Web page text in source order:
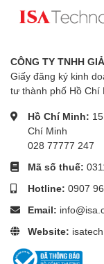
CÔNG TY TNHH
Giấy đăng ký kinh
tư thành phố Hồ Chí
Hồ Chí Minh:
Chí Minh
028 77777 247
Mã số thuế:
Hotline: 0907
Email:
Website: